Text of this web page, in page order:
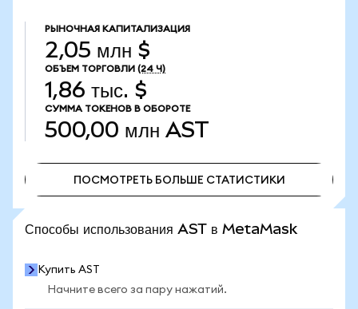
РЫНОЧНАЯ КАПИТАЛИЗАЦИЯ
2,05 млн $
ОБЪЕМ ТОРГОВЛИ (24 Ч)
1,86 тыс. $
СУММА ТОКЕНОВ В ОБОРОТЕ
500,00 млн AST
ПОСМОТРЕТЬ БОЛЬШЕ СТАТИСТИКИ
Способы использования AST в MetaMask
Купить AST
Начните всего за пару нажатий.